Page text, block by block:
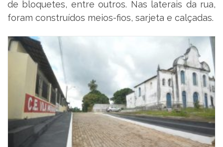
de bloquetes, entre outros. Nas laterais da rua,
foram construídos meios-fios, sarjeta e calçadas.